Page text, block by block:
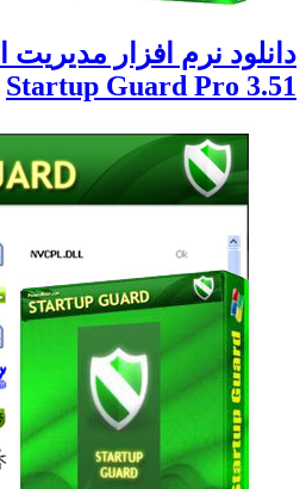
نرم افزار مدیریت
Startup Guard Pro